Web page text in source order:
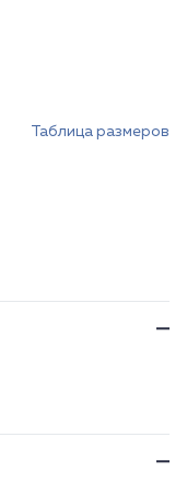
Таблица размеров